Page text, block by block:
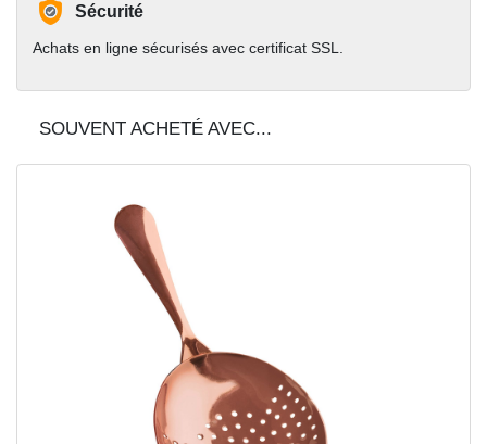
Sécurité
Achats en ligne sécurisés avec certificat SSL.
SOUVENT ACHETÉ AVEC...